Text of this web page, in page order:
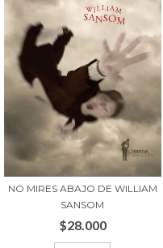
NO MIRES ABAJO DE WILLIAM
SANSOM
$28.000